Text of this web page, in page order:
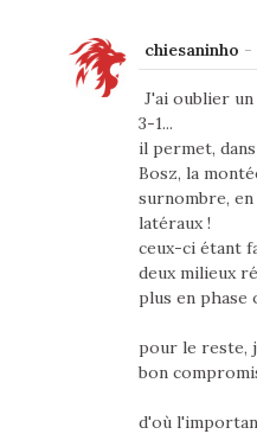
chiesaninho -
J'ai oublier
3-1...
il permet,
Bosz, la
surnombre,
latéraux !
ceux-ci étant
deux milieux
plus en phase
pour le reste,
bon
d'où